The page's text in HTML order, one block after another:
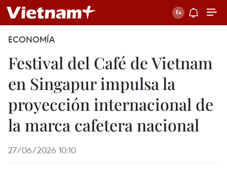
ECONOMÍA
Festival del Café de Vietnam
en Singapur impulsa la
proyección internacional de
la marca cafetera nacional
27/06/2026 10:10